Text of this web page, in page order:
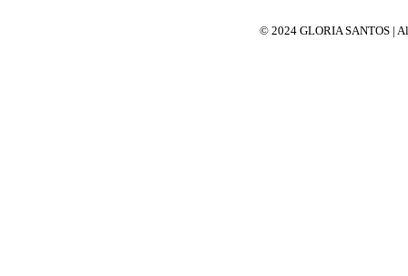
© 2024 GLORIA SANTOS |